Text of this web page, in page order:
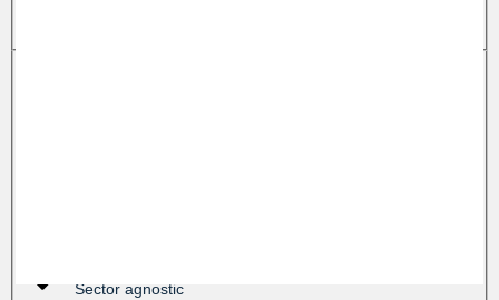
Sector agnostic